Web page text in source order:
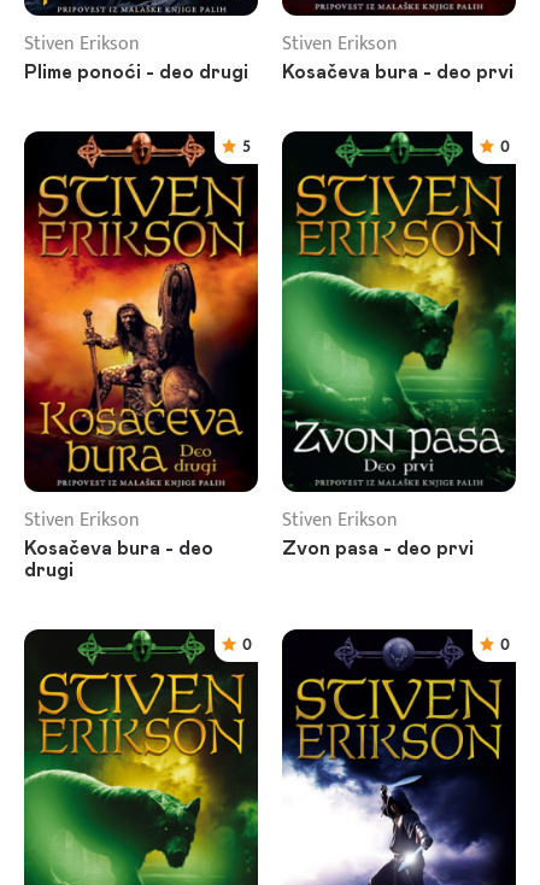
Stiven Erikson
Plime ponoći - deo drugi
Stiven Erikson
Kosačeva bura - deo prvi
5
Stiven Erikson
Kosačeva bura - deo
drugi
0
Stiven Erikson
Zvon pasa - deo prvi
0 0